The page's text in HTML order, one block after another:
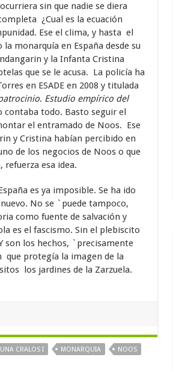
sin que nadie se diera
¿Cual es la ecuación
Ese el clima, y hasta el
monarquía en España desde su
y la Infanta Cristina
que se le acusa. La policía ha
en ESADE en 2008 y titulada
. Estudio empírico del
contaba todo. Basto seguir el
el entramado de Noos. Ese
y Cristina habían percibido en
de los negocios de Noos o que
refuerza esa idea.
es ya imposible. Se ha ido
No se `puede tampoco,
como fuente de salvación y
es el fascismo. Sin el plebiscito
son los hechos, `precisamente
que protegía la imagen de la
los jardines de la Zarzuela.
CRALOS I MONARQUIA NOOS